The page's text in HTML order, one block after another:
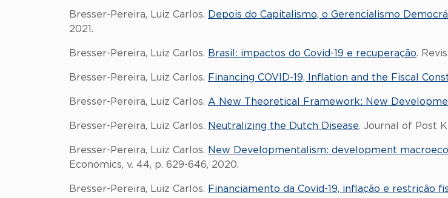
Bresser-Pereira, Luiz Carlos. Depois do Capitalismo, o Gerencialismo
2021.
Bresser-Pereira, Luiz Carlos. Brasil: impactos do Covid-19 e recuperação.
Bresser-Pereira, Luiz Carlos. Financing COVID-19, Inflation and the Fiscal
Bresser-Pereira, Luiz Carlos. A New Theoretical Framework: New
Bresser-Pereira, Luiz Carlos. Neutralizing the Dutch Disease. Journal of Post
Bresser-Pereira, Luiz Carlos. New Developmentalism: development
Economics, v. 44, p. 629-646, 2020.
Bresser-Pereira, Luiz Carlos. Financiamento da Covid-19, inflação e restrição